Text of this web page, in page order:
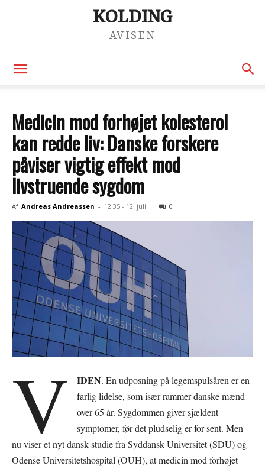
KOLDING
AVISEN
Medicin mod forhøjet kolesterol
kan redde liv: Danske forskere
påviser vigtig effekt mod
livstruende sygdom
Af Andreas Andreassen - 12:35 - 12. juli 0
V IDEN. En udposning på legemspulsåren er en
farlig lidelse, som især rammer danske mænd
over 65 år. Sygdommen giver sjældent
symptomer, før det pludselig er for sent. Men
nu viser et nyt dansk studie fra Syddansk Universitet (SDU) og
Odense Universitetshospital (OUH), at medicin mod forhøjet